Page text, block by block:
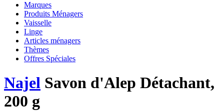
Marques
Produits Ménagers
Vaisselle
Linge
Articles ménagers
Thèmes
Offres Spéciales
Najel Savon d'Alep Détachant,
200 g